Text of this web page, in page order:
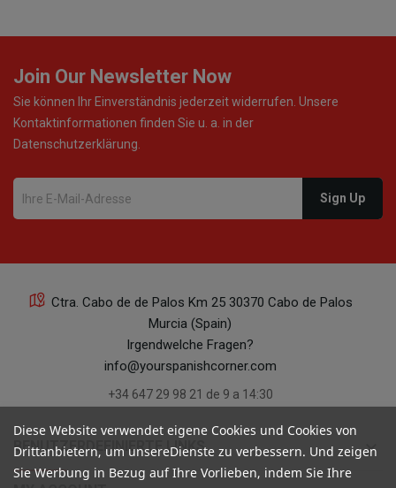
Join Our Newsletter Now
Sie können Ihr Einverständnis jederzeit widerrufen. Unsere
Kontaktinformationen finden Sie u. a. in der
Datenschutzerklärung.
Ctra. Cabo de de Palos Km 25 30370 Cabo de Palos
Murcia (Spain)
Irgendwelche Fragen?
info@yourspanishcorner.com
+34 647 29 98 21 de 9 a 14:30
BENUTZERDEFINIERTE LINKS keyboard_arrow_down
Diese Website verwendet eigene Cookies und Cookies von
Drittanbietern, um unsereDienste zu verbessern. Und zeigen
Sie Werbung in Bezug auf Ihre Vorlieben, indem Sie Ihre